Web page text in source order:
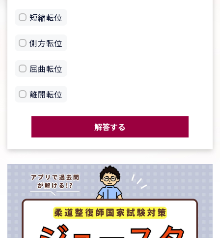
短縮転位
側方転位
屈曲転位
離開転位
解答する